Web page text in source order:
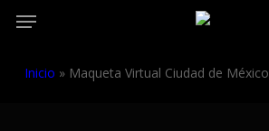
content
Menu
Inicio » Maqueta Virtual Ciudad de México